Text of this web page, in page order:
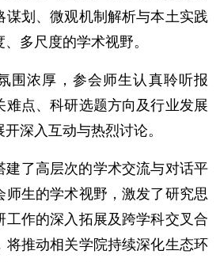
谋划、微观机制解析与本土实践
多尺度的学术视野。
围浓厚，参会师生认真聆听报
难点、科研选题方向及行业发展
深入互动与热烈讨论。
建了高层次的学术交流与对话平
师生的学术视野，激发了研究思
工作的深入拓展及跨学科交叉合
将推动相关学院持续深化生态环